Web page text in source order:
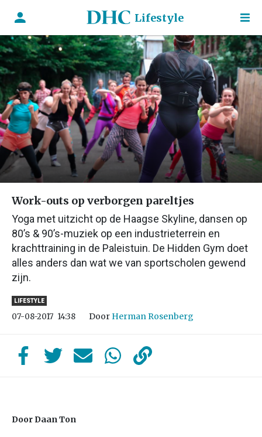
Lifestyle
Work-outs op verborgen pareltjes
Yoga met uitzicht op de Haagse Skyline, dansen op
80’s & 90’s-muziek op een industrieterrein en
krachttraining in de Paleistuin. De Hidden Gym doet
alles anders dan wat we van sportscholen gewend
zijn.
LIFESTYLE
07-08-2017 14:38 Door Herman Rosenberg
Door Daan Ton